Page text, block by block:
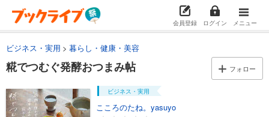
会員登録 ログイン メニュー
ビジネス・実用 暮らし・健康・美容
糀でつむぐ発酵おつまみ帖 フォロー
ビジネス・実用
こころのたね。yasuyo